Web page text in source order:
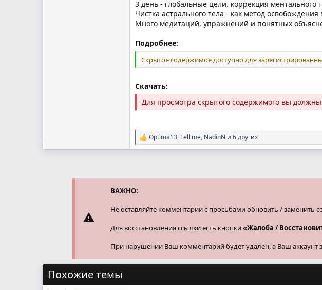
3 день - глобальные цели. коррекция
Чистка астрального тела - как метод освобождения
Много медитаций, упражнений и понятных
Подробнее:
Скрытое содержимое доступно для
Скачать:
Для просмотра скрытого содержимого вы должны
Р
е
Optima13,Tell me, NadinN и 6 других
ВАЖНО:
Не оставляйте комментарии с просьбами обновить / заменить
Для восстановления ссылки есть кнопки«Жалоба /
При нарушении Ваш комментарий будет удален, а Ваш аккаунт
Похожие темы